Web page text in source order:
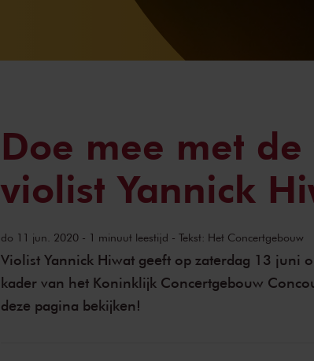
Doe mee met
violist Yannick
do 11 jun. 2020 - 1 minuut leestijd - Tekst: Het Concertgebouw
Violist Yannick Hiwat geeft op zaterdag 13 juni
kader van het Koninklijk Concertgebouw
deze pagina bekijken!